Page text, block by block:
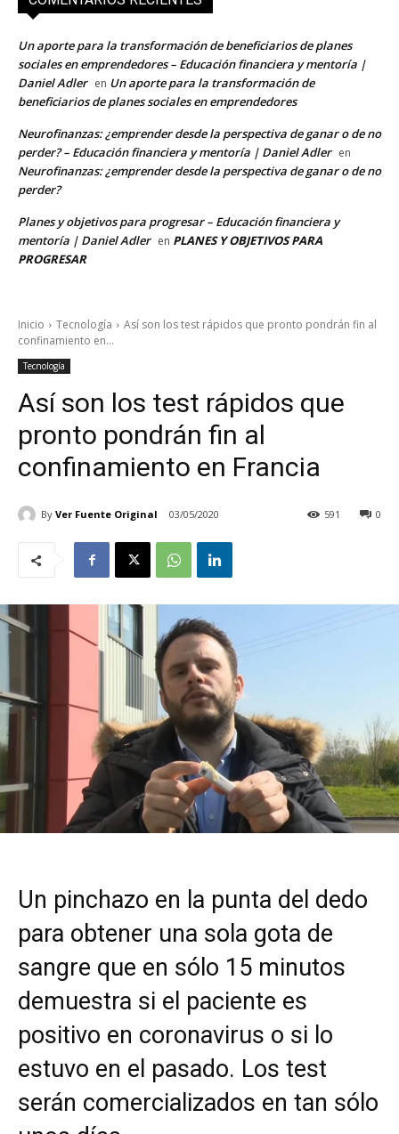
Un aporte para la transformación de beneficiarios de planes
sociales en emprendedores – Educación financiera y mentoría |
Daniel Adler en Un aporte para la transformación de
beneficiarios de planes sociales en emprendedores
Neurofinanzas: ¿emprender desde la perspectiva de ganar o de no
perder? – Educación financiera y mentoría | Daniel Adler en
Neurofinanzas: ¿emprender desde la perspectiva de ganar o de no
perder?
Planes y objetivos para progresar – Educación financiera y
mentoría | Daniel Adler en PLANES Y OBJETIVOS PARA
PROGRESAR